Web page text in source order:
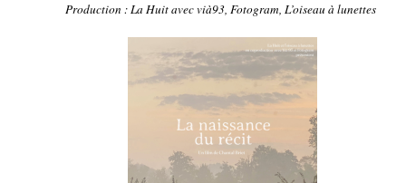
Production : La Huit avec vià93, Fotogram, L’oiseau à lunettes